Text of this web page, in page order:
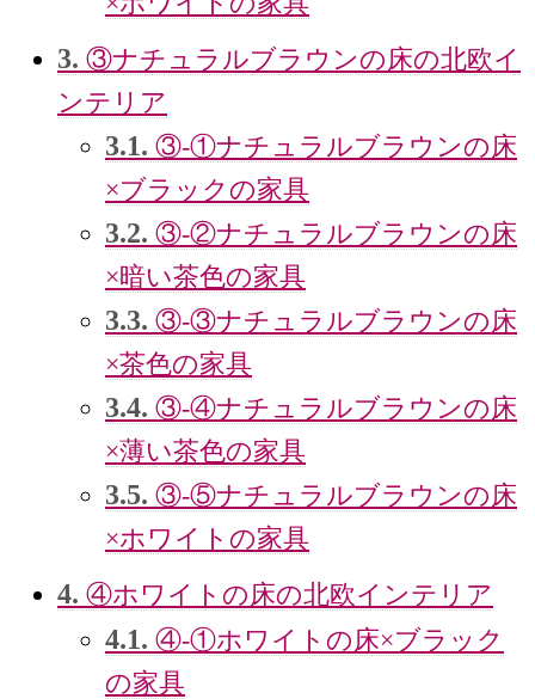
3. ③ナチュラルブラウンの床の北欧イ
ンテリア
3.1. ③‐①ナチュラルブラウンの床
×ブラックの家具
3.2. ③‐②ナチュラルブラウンの床
×暗い茶色の家具
3.3. ③‐③ナチュラルブラウンの床
×茶色の家具
3.4. ③‐④ナチュラルブラウンの床
×薄い茶色の家具
3.5. ③‐⑤ナチュラルブラウンの床
×ホワイトの家具
4. ④ホワイトの床の北欧インテリア
4.1. ④‐①ホワイトの床×ブラック
の家具